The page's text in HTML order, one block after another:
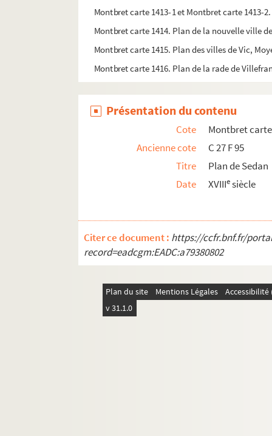
Montbret carte 1413-1 et Montbret carte 1413-
Montbret carte 1414. Plan de la nouvelle ville
Montbret carte 1415. Plan des villes de Vic,
Montbret carte 1416. Plan de la rade de
Présentation du contenu
Cote
Montbret
Ancienne cote
C 27 F 95
Titre
Plan de Sedan
Date
XVIIIesiècle
Citer ce document : https://ccfr.bnf.fr/
record=eadcgm:EADC:a79380802
Plan du site Mentions Légales
v 31.1.0